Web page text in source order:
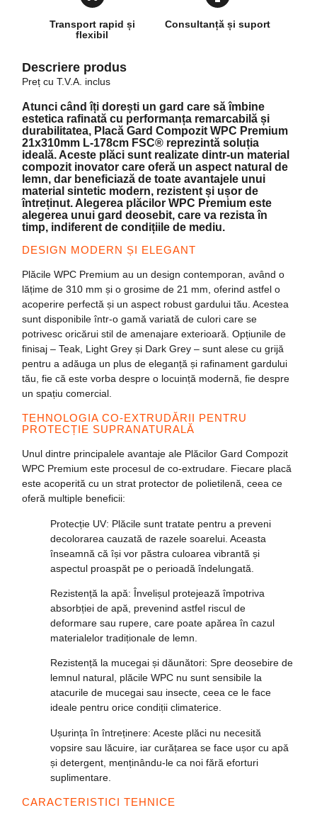
Transport rapid și
flexibil
Consultanță și suport
Descriere produs
Preț cu T.V.A. inclus
Atunci când îți dorești un gard care să îmbine
estetica rafinată cu performanța remarcabilă și
durabilitatea, Placă Gard Compozit WPC Premium
21x310mm L-178cm FSC® reprezintă soluția
ideală. Aceste plăci sunt realizate dintr-un material
compozit inovator care oferă un aspect natural de
lemn, dar beneficiază de toate avantajele unui
material sintetic modern, rezistent și ușor de
întreținut. Alegerea plăcilor WPC Premium este
alegerea unui gard deosebit, care va rezista în
timp, indiferent de condițiile de mediu.
DESIGN MODERN ȘI ELEGANT
PlăcileWPC Premium au un design contemporan, având o
lățime de 310 mm și o grosime de 21 mm, oferind astfel o
acoperire perfectă și un aspect robust gardului tău. Acestea
sunt disponibile într-o gamă variată de culori care se
potrivesc oricărui stil de amenajare exterioară. Opțiunile de
finisaj –Teak, Light Grey și Dark Grey – sunt alese cu grijă
pentru a adăuga un plus de eleganță și rafinament gardului
tău, fie că este vorba despre o locuință modernă, fie despre
un spațiu comercial.
TEHNOLOGIA CO-EXTRUDĂRII PENTRU
PROTECȚIE SUPRANATURALĂ
Unul dintre principalele avantaje ale Plăcilor Gard Compozit
WPC Premium este procesul deco-extrudare. Fiecare placă
este acoperită cu un strat protector de polietilenă, ceea ce
oferă multiple beneficii:
Protecție UV: Plăcile sunt tratate pentru a preveni
decolorarea cauzată de razele soarelui. Aceasta
înseamnă că își vor păstra culoarea vibrantă și
aspectul proaspăt pe o perioadă îndelungată.
Rezistență la apă: Învelișul protejează împotriva
absorbției de apă, prevenind astfel riscul de
deformare sau rupere, care poate apărea în cazul
materialelor tradiționale de lemn.
Rezistență la mucegai și dăunători: Spre deosebire de
lemnul natural, plăcile WPC nu sunt sensibile la
atacurile de mucegai sau insecte, ceea ce le face
ideale pentru orice condiții climaterice.
Ușurința în întreținere: Aceste plăci nu necesită
vopsire sau lăcuire, iar curățarea se face ușor cu apă
și detergent, menținându-le ca noi fără eforturi
suplimentare.
CARACTERISTICI TEHNICE